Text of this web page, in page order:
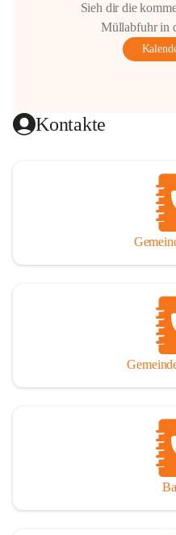
Sieh dir die
Müllabfuhr in
Kontakte